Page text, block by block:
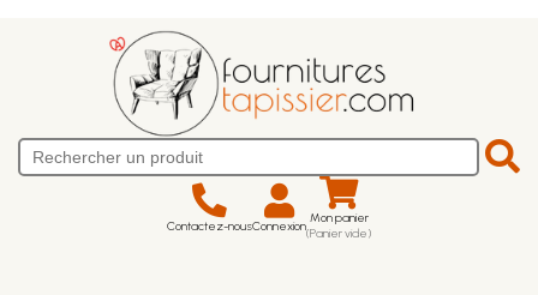
Contactez-nousConnexion Mon panier
(Panier vide)